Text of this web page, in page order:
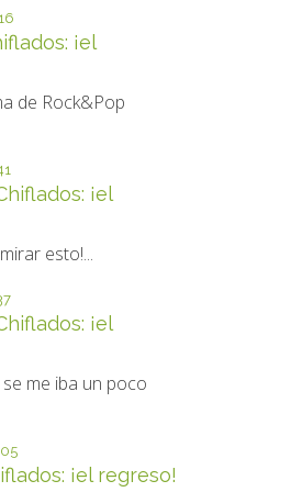
¡el
de Rock&Pop
¡el
esto!...
¡el
me iba un poco
¡el regreso!